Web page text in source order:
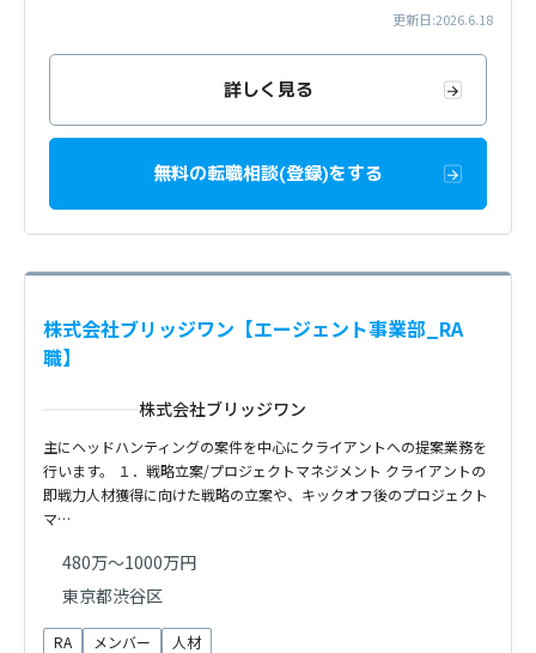
更新日:2026.6.18
詳しく見る
無料の転職相談(登録)をする
株式会社ブリッジワン【エージェント事業部_RA
職】
株式会社ブリッジワン
主にヘッドハンティングの案件を中心にクライアントへの提案業務を
行います。 １．戦略立案/プロジェクトマネジメント クライアントの
即戦力人材獲得に向けた戦略の立案や、キックオフ後のプロジェクト
マ…
480万〜1000万円
東京都渋谷区
RA メンバー 人材